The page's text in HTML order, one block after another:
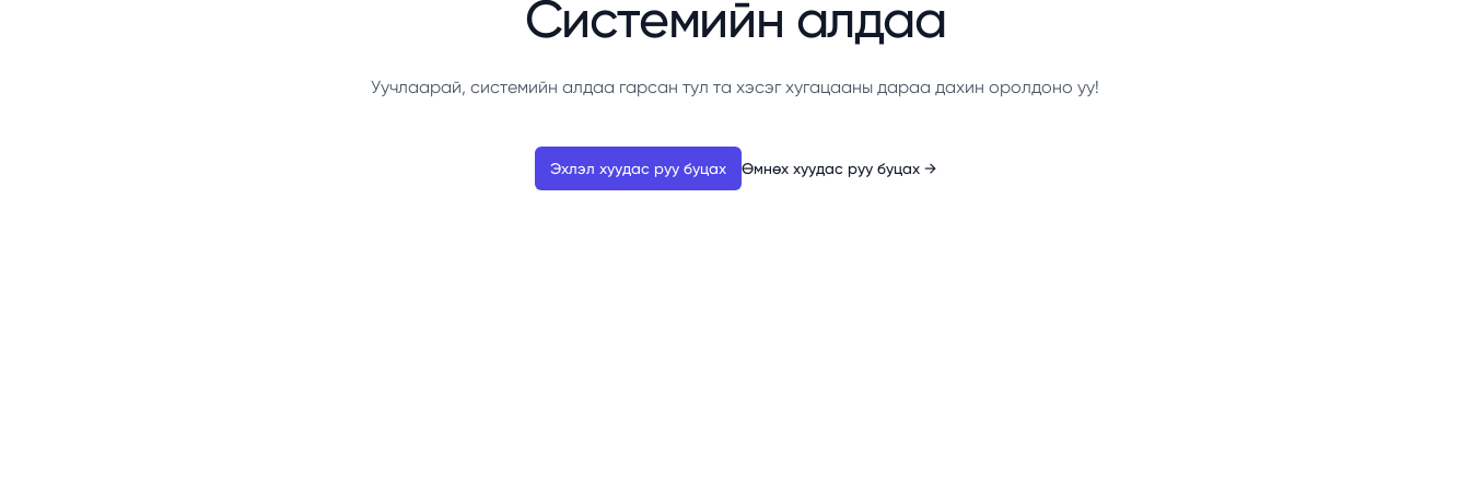
Системийн алдаа
Уучлаарай, системийн алдаа гарсан тул та хэсэг хугацааны дараа дахин оролдоно уу!
Эхлэл хуудас руу буцах Өмнөх хуудас руу буцах →